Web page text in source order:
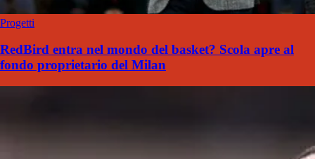
Progetti
RedBird entra nel mondo del basket? Scola apre al
fondo proprietario del Milan